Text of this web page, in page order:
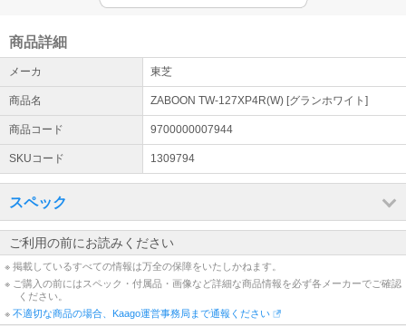
現地で配送業者様に現金でお支払いください。リサイクル券は当
店にてご用意します。
商品詳細
メーカ 東芝
商品名 ZABOON TW-127XP4R(W) [グランホワイト]
商品コード 9700000007944
SKUコード 1309794
スペック
ご利用の前にお読みください
※ 掲載しているすべての情報は万全の保障をいたしかねます。
※ ご購入の前にはスペック・付属品・画像など詳細な商品情報を必ず各メーカーでご確認
ください。
※ 不適切な商品の場合、Kaago運営事務局まで通報ください